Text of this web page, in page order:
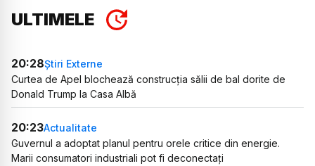
ULTIMELE
20:28Știri Externe
Curtea de Apel blochează construcția sălii de bal dorite de
Donald Trump la Casa Albă
20:23Actualitate
Guvernul a adoptat planul pentru orele critice din energie.
Marii consumatori industriali pot fi deconectați